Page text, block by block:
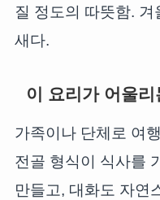
질 정도의 따뜻함.
새다.
이 요리가 어울
가족이나 단체로 여
전골 형식이 식사를
만들고, 대화도 자연